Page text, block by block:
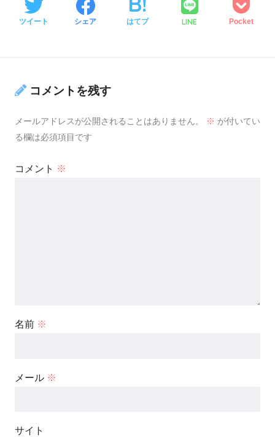
ツイート シェア はてブ LINE Pocket
コメントを残す
メールアドレスが公開されることはありません。 ※ が付いてい
る欄は必須項目です
コメント ※
名前 ※
メール ※
サイト